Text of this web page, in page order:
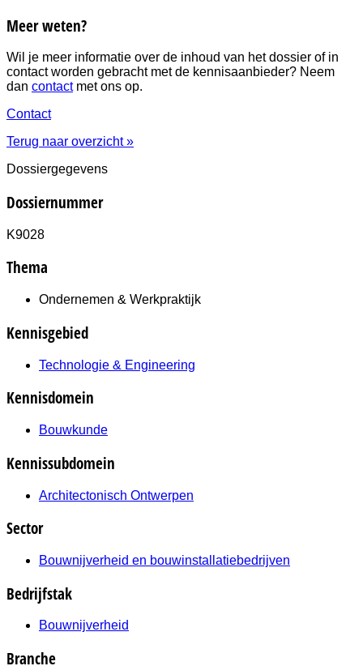
Meer weten?
Wil je meer informatie over de inhoud van het dossier of in
contact worden gebracht met de kennisaanbieder? Neem
dan contactmet ons op.
Contact
Terug naar overzicht »
Dossiergegevens
Dossiernummer
K9028
Thema
Ondernemen & Werkpraktijk
Kennisgebied
Technologie & Engineering
Kennisdomein
Bouwkunde
Kennissubdomein
Architectonisch Ontwerpen
Sector
Bouwnijverheid en bouwinstallatiebedrijven
Bedrijfstak
Bouwnijverheid
Branche